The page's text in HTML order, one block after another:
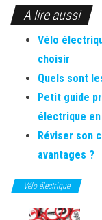
A lire aussi
Vélo
choisir
Quels sont
Petit guide
électrique en
Réviser son
avantages ?
Vélo électrique